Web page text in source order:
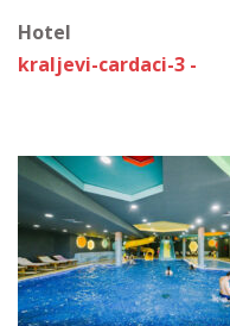
Hotel
kraljevi-cardaci-3 -